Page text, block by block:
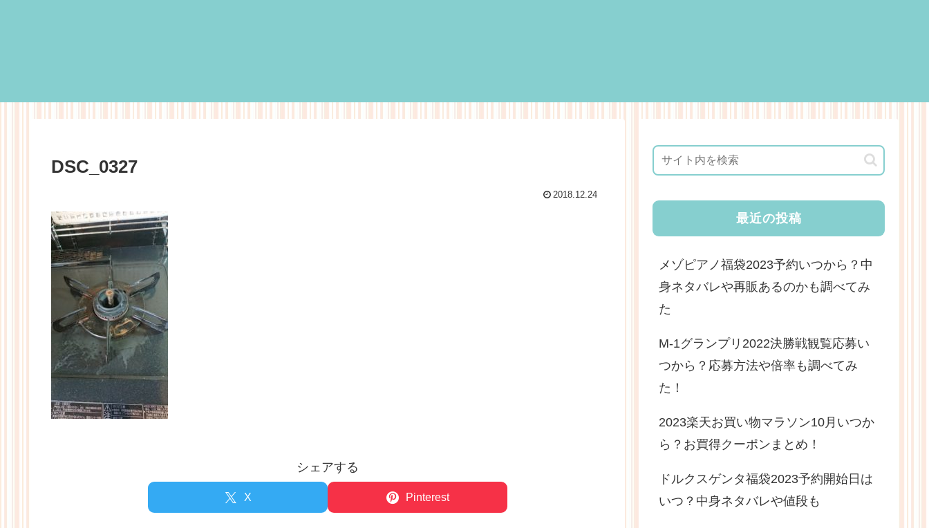
DSC_0327
2018.12.24
シェアする
X Pinterest
最近の投稿
メゾピアノ福袋2023予約いつから？中
身ネタバレや再販あるのかも調べてみ
た
M-1グランプリ2022決勝戦観覧応募い
つから？応募方法や倍率も調べてみ
た！
2023楽天お買い物マラソン10月いつか
ら？お買得クーポンまとめ！
ドルクスゲンタ福袋2023予約開始日は
いつ？中身ネタバレや値段も